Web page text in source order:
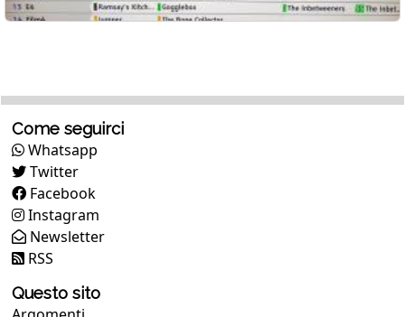
Come seguirci
Whatsapp
Twitter
Facebook
Instagram
Newsletter
RSS
Questo sito